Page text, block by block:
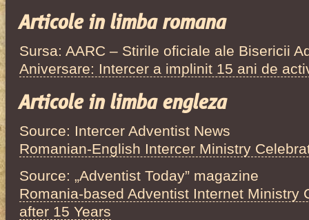
Articole in limba romana
Sursa: AARC – Stirile oficiale ale Bisericii
Aniversare: Intercer a implinit 15 ani de
Articole in limba engleza
Source: Intercer Adventist News
Romanian-English Intercer Ministry
Source: „Adventist Today” magazine
Romania-based Adventist Internet Ministry
after 15 Years